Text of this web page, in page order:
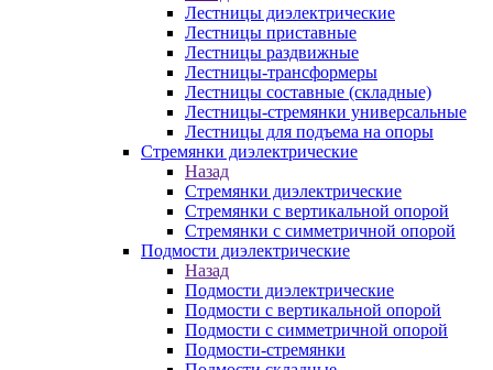
Лестницы диэлектрические
Лестницы приставные
Лестницы раздвижные
Лестницы-трансформеры
Лестницы составные (складные)
Лестницы-стремянки универсальные
Лестницы для подъема на опоры
Стремянки диэлектрические
Назад
Стремянки диэлектрические
Стремянки с вертикальной опорой
Стремянки с симметричной опорой
Подмости диэлектрические
Назад
Подмости диэлектрические
Подмости с вертикальной опорой
Подмости с симметричной опорой
Подмости-стремянки